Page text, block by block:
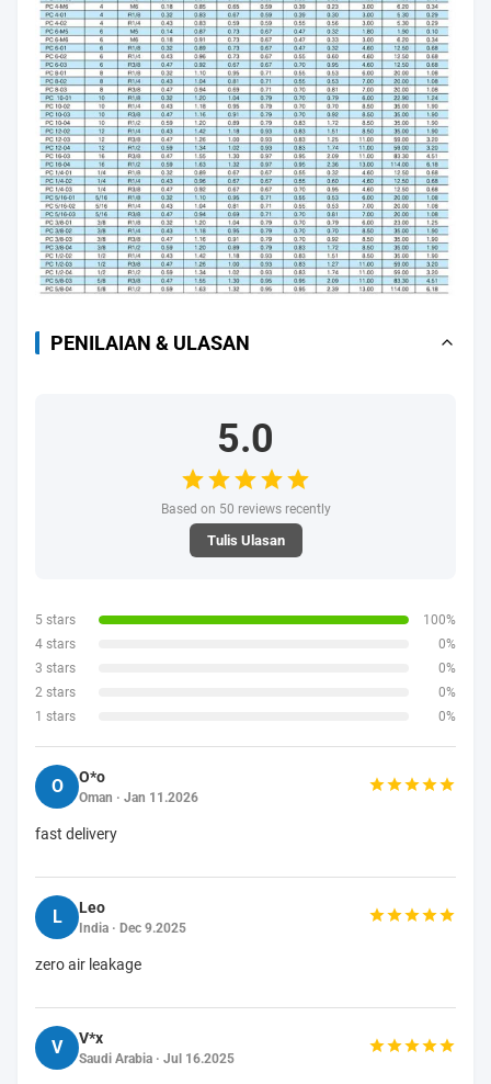
PENILAIAN & ULASAN
5.0
Based on 50 reviews recently
Tulis Ulasan
5 stars
100%
4 stars
0%
3 stars
0%
2 stars
0%
1 stars
0%
O O*o
Oman · Jan 11.2026
fast delivery
L Leo
India · Dec 9.2025
zero air leakage
V V*x
Saudi Arabia · Jul 16.2025